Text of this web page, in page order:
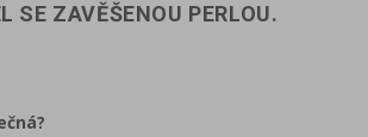
SE ZAVĚŠENOU PERLOU.